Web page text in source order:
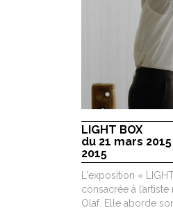
LIGHT BOX
du 21 mars
2015
L'exposition «
consacrée à
Olaf. Elle aborde son